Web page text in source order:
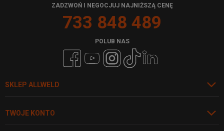
SKLEP ALLWELD
TWOJE KONTO
ZADZWOŃ I NEGOCJUJ NAJNIŻSZĄ CENĘ
733 848 489
POLUB NAS